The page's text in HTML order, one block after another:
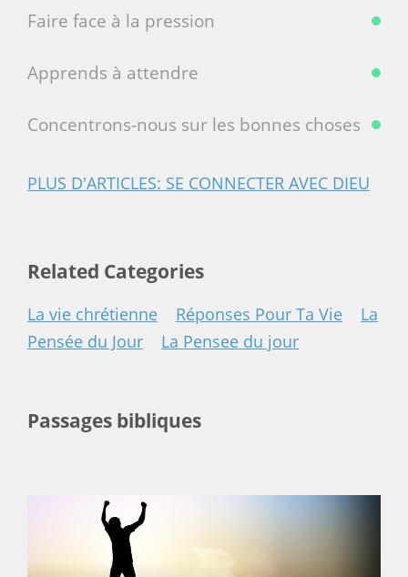
Faire face à la pression
Apprends à attendre
Concentrons-nous sur les bonnes choses
PLUS D'ARTICLES: SE CONNECTER AVEC DIEU
Related Categories
La vie chrétienne Réponses Pour Ta Vie
La
Pensée du Jour
La Pensee du jour
Passages bibliques